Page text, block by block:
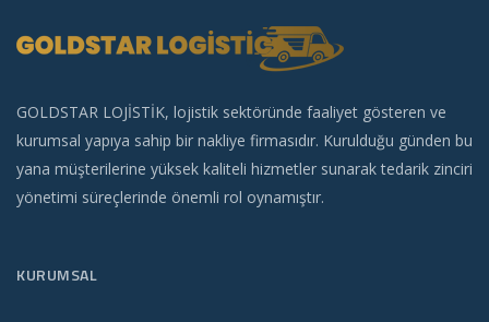
GOLDSTAR LOJİSTİK, lojistik sektöründe faaliyet gösteren ve
kurumsal yapıya sahip bir nakliye firmasıdır. Kurulduğu günden bu
yana müşterilerine yüksek kaliteli hizmetler sunarak tedarik zinciri
yönetimi süreçlerinde önemli rol oynamıştır.
KURUMSAL